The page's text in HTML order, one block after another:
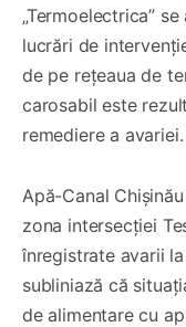
„Termoelectrica”
lucrări de
de pe rețeaua de
carosabil este
remediere a avariei.
Apă-Canal
zona intersecției
înregistrate avarii
subliniază că
de alimentare cu